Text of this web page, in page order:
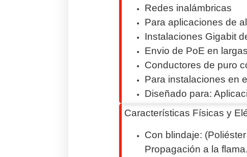
Redes inalámbricas
Para aplicaciones de
Instalaciones Gigabit
Envio de PoE en
Conductores de puro
Para instalaciones en
Diseñado para:
Características Físicas y
Con blindaje:
Propagación a la flama.